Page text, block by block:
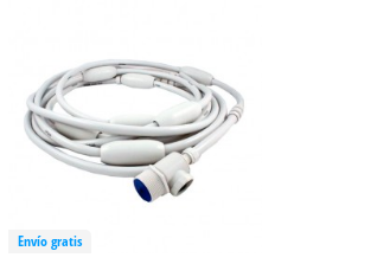
Envío gratis